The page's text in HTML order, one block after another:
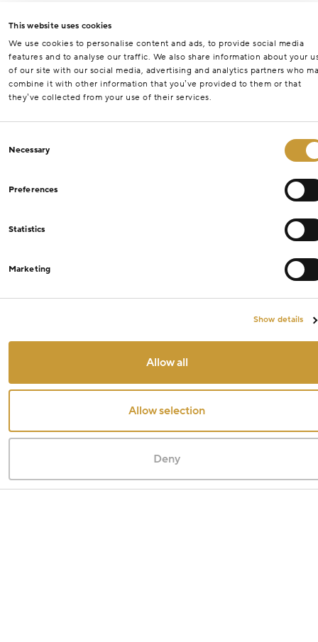
This website uses cookies
We use cookies to personalise content and ads, to provide social media
features and to analyse our traffic. We also share information about your
of our site with our social media, advertising and analytics partners who
combine it with other information that you’ve provided to them or that
they’ve collected from your use of their services.
Selection
Necessary
Preferences
Statistics
Marketing
Show details
Allow all
Allow selection
Deny